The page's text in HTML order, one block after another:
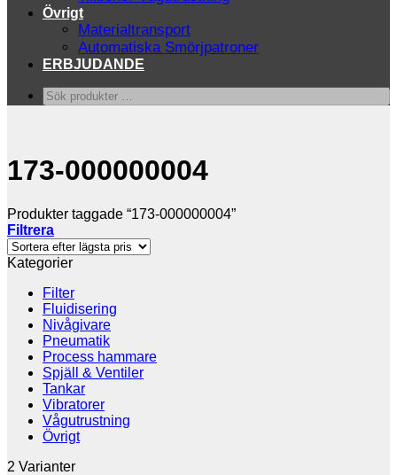
Övrigt
Materialtransport
Automatiska Smörjpatroner
ERBJUDANDE
Sök
produkter
173-000000004
Produkter taggade “173-000000004”
Filtrera
Kategorier
Filter
Fluidisering
Nivågivare
Pneumatik
Process hammare
Spjäll & Ventiler
Tankar
Vibratorer
Vågutrustning
Övrigt
2 Varianter